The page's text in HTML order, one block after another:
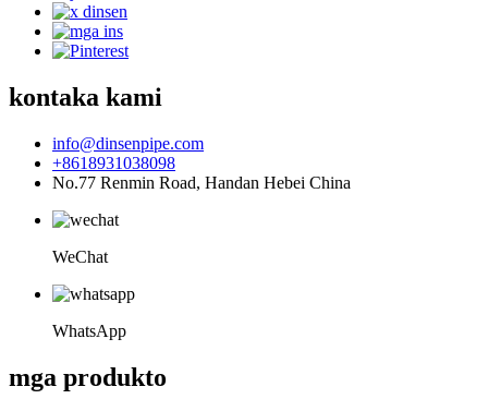
kontaka kami
info@dinsenpipe.com
+8618931038098
No.77 Renmin Road, Handan Hebei China
WeChat
WhatsApp
mga produkto